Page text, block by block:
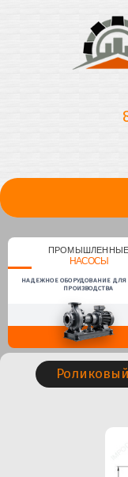
ПРОМЫШЛЕННЫЕ
НАСОСЫ
НАДЕЖНОЕ ОБОРУДОВАНИЕ
ПРОИЗВОДСТВА